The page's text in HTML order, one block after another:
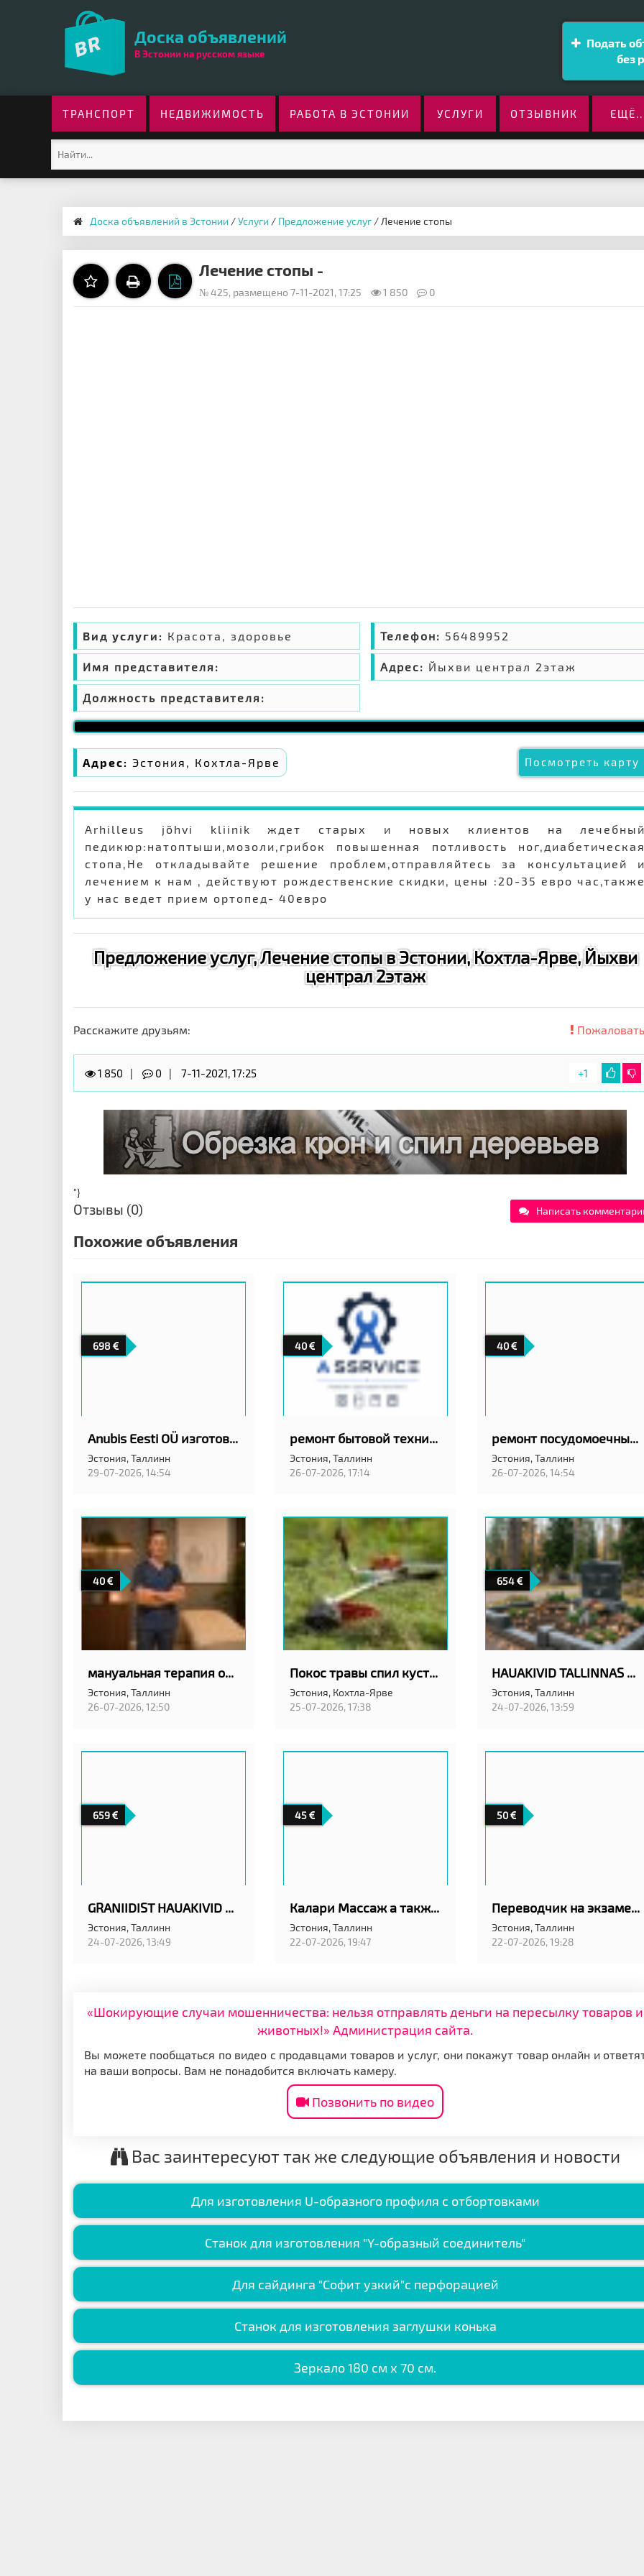
Доска объявлений
В Эстонии на русском языке
Подать
без
ТРАНСПОРТ НЕДВИЖИМОСТЬ РАБОТА В ЭСТОНИИ УСЛУГИ ОТЗЫВНИК
Доска объявлений в Эстонии /Услуги / Предложение услуг/ Лечение стопы
Лечение стопы -
№ 425, размещено 7-11-2021, 17:25 1 850 0
Вид услуги: Красота, здоровье
Имя представителя:
Должность представителя:
Телефон: 56489952
Адрес: Йыхви централ 2этаж
Адрес: Эстония, Кохтла-Ярве Посмотреть карту
Arhilleus jõhvi kliinik ждет старых и новых клиентов на
педикюр:натоптыши,мозоли,грибок повышенная потливость
стопа,Не откладывайте решение проблем,отправляйтесь за консультацией
лечением к нам , действуют рождественские скидки, цены :20-35 евро
у нас ведет прием ортопед- 40евро
Предложение услуг, Лечение стопы в Эстонии, Кохтла-Ярве, Йыхви
централ 2этаж
Расскажите друзьям:
1 850 0 7-11-2021, 17:25 +1
"}
Отзывы (0) Написать
Похожие объявления
698
Anubis Eesti OÜ изготовление гранитных памятников
Эстония,Таллинн
29-07-2026, 14:54
40
ремонт бытовой техники
Эстония,Таллинн
26-07-2026, 17:14
40
ремонт посудомоечных машин на дому с гарантией качество!
Эстония,Таллинн
26-07-2026, 14:54
40
мануальная терапия остеопат
Эстония,Таллинн
26-07-2026, 12:50
Покос травы спил кустов
Эстония, Кохтла-Ярве
25-07-2026, 17:38
654
HAUAKIVID TALLINNAS ANUBIS EESTI OÜ
Эстония,Таллинн
24-07-2026, 13:59
659
GRANIIDIST HAUAKIVID TALLINNAS ANUBIS EESTI OÜ
Эстония,Таллинн
24-07-2026, 13:49
45
Калари Массаж а также классический шведский
Эстония,Таллинн
22-07-2026, 19:47
50
Переводчик на экзамен в АРК в Таллинн
Эстония,Таллинн
22-07-2026, 19:28
«Шокирующие случаи мошенничества: нельзя отправлять деньги на пересылку товаров и
животных!» Администрация сайта.
Вы можете пообщаться по видео с продавцами товаров и услуг, они покажут товар онлайн и
на ваши вопросы. Вам не понадобится включать камеру.
Позвонить по видео
Вас заинтересуют так же следующие объявления и новости
Для изготовления U-образного профиля с отбортовками
Станок для изготовления "Y-образный соединитель"
Для сайдинга "Софит узкий"с перфорацией
Станок для изготовления заглушки конька
Зеркало 180 см х 70 см.